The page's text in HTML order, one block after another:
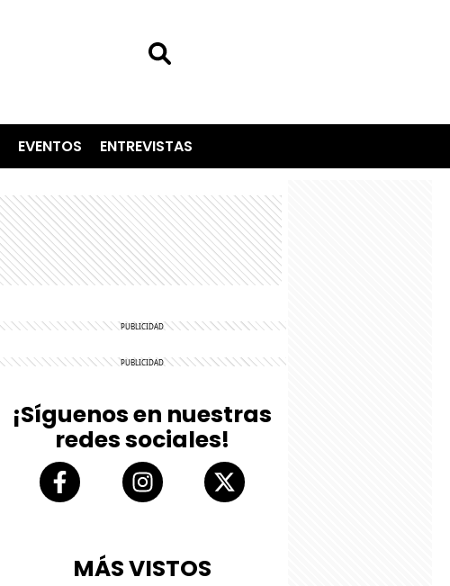
EVENTOS ENTREVISTAS
¡Síguenos en nuestras
redes sociales!
MÁS VISTOS